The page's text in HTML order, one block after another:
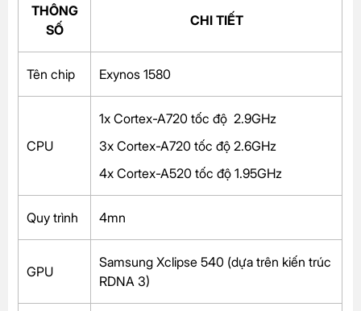
THÔNG
SỐ
CHI TIẾT
Tên chip Exynos 1580
CPU
1x Cortex-A720 tốc độ 2.9GHz
3x Cortex-A720 tốc độ 2.6GHz
4x Cortex-A520 tốc độ 1.95GHz
Quy trình 4mn
GPU
Samsung Xclipse 540 (dựa trên kiến trúc
RDNA 3)